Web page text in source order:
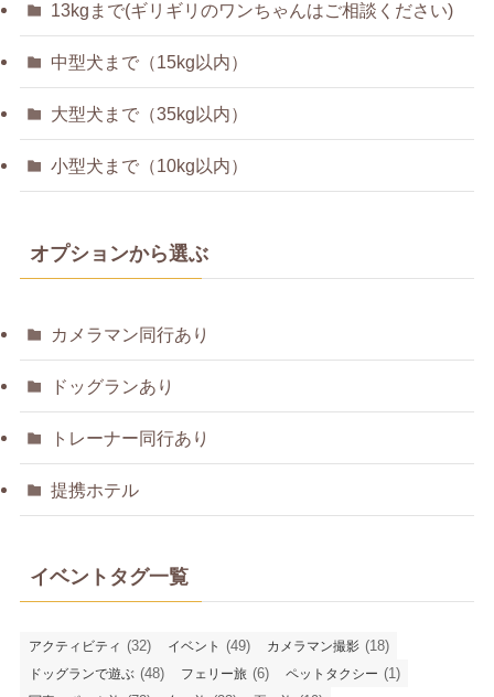
13kgまで(ギリギリのワンちゃんはご相談ください)
中型犬まで（15kg以内）
大型犬まで（35kg以内）
小型犬まで（10kg以内）
オプションから選ぶ
カメラマン同行あり
ドッグランあり
トレーナー同行あり
提携ホテル
イベントタグ一覧
アクティビティ (32) イベント (49) カメラマン撮影 (18)
ドッグランで遊ぶ (48) フェリー旅 (6) ペットタクシー (1)